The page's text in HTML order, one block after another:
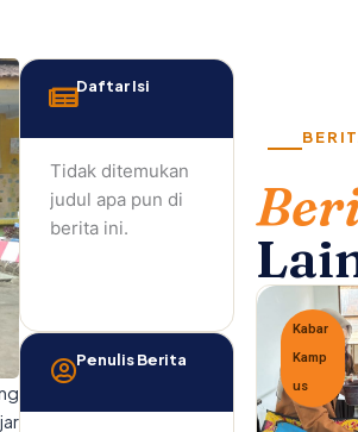
Daftar Isi
Tidak ditemukan
judul apa pun di
berita ini.
Penulis Berita
Kabar
Kamp
us